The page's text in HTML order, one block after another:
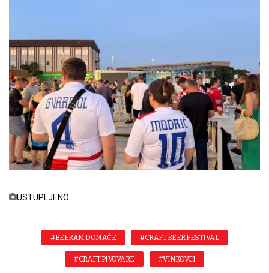
USTUPLJENO
#BEERAM DOMAĆE #CRAFT BEER FESTIVAL
#CRAFT PIVOVARE #VINKOVCI